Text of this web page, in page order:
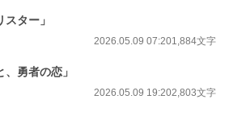
ター」
2026.05.09 07:201,884文字
勇者の恋」
2026.05.09 19:202,803文字